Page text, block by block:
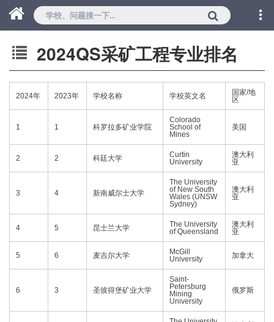
2024QS采矿工程专业排名
2024年 2023年 学校名称 学校英文名
国家/地
区
1 1 科罗拉多矿业学院
Colorado
School of
Mines
美国
2 2 科廷大学
Curtin
University
澳大利
亚
3 4 新南威尔士大学
The University
of New South
Wales (UNSW
Sydney)
澳大利
亚
4 5 昆士兰大学
The University
of Queensland
澳大利
亚
5 6 麦吉尔大学
McGill
University
加拿大
6 3 圣彼得堡矿业大学
Saint-
Petersburg
Mining
University
俄罗斯